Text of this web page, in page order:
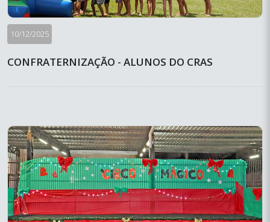
10/12/2025
CONFRATERNIZAÇÃO - ALUNOS DO CRAS